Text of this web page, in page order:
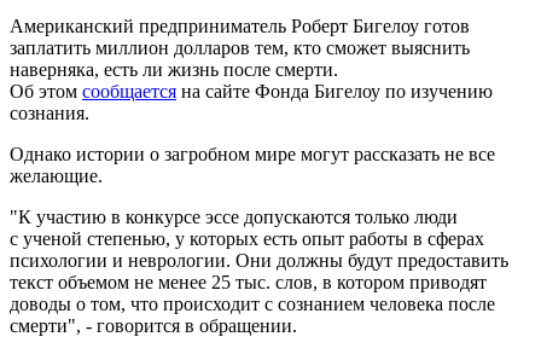
Американский предприниматель Роберт Бигелоу готов
заплатить миллион долларов тем, кто сможет выяснить
наверняка, есть ли жизнь после смерти.
Об этом сообщается на сайте Фонда Бигелоу по изучению
сознания.
Однако истории о загробном мире могут рассказать не все
желающие.
"К участию в конкурсе эссе допускаются только люди
с ученой степенью, у которых есть опыт работы в сферах
психологии и неврологии. Они должны будут предоставить
текст объемом не менее 25 тыс. слов, в котором приводят
доводы о том, что происходит с сознанием человека после
смерти", - говорится в обращении.